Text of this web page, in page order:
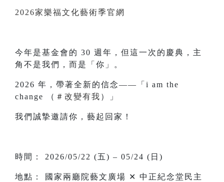
2026家樂福文化藝術季官網
今年是基金會的 30 週年，但這一次的慶典，主
角不是我們，而是「你」。
2026 年，帶著全新的信念——「i am the
change （ ＃改變有我 ）」
我們誠摯邀請你，藝起回家！
時間： 2026/05/22 (五) – 05/24 (日)
地點： 國家兩廳院藝文廣場 ✕ 中正紀念堂民主